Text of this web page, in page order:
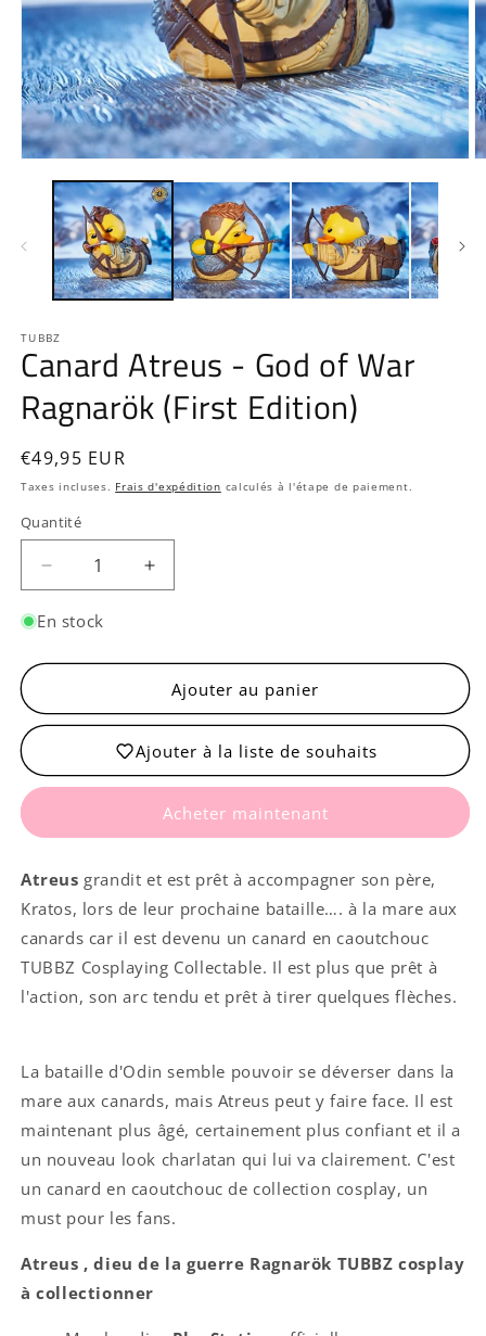
média
une
fenêtre
modale
TUBBZ
Canard Atreus - God of War
Ragnarök (First Edition)
Prix
habituel
€49,95 EUR
Taxes incluses. Frais d'expédition calculés à l'étape de paiement.
Quantité
Quantité
Réduire
la
quantité
Canard
-
War
Augmenter
la
Canard
Atreus
-
of
War
Ragnarök
(First
En stock
Ajouter au panier
Ajouter à la liste de souhaits
Acheter maintenant
Atreus grandit et est prêt à accompagner son père,
Kratos, lors de leur prochaine bataille…. à la mare aux
canards car il est devenu un canard en caoutchouc
TUBBZ Cosplaying Collectable. Il est plus que prêt à
l'action, son arc tendu et prêt à tirer quelques flèches.
La bataille d'Odin semble pouvoir se déverser dans la
mare aux canards, mais Atreus peut y faire face. Il est
maintenant plus âgé, certainement plus confiant et il a
un nouveau look charlatan qui lui va clairement. C'est
un canard en caoutchouc de collection cosplay, un
must pour les fans.
Atreus , dieu de la guerre Ragnarök TUBBZ cosplay
à collectionner